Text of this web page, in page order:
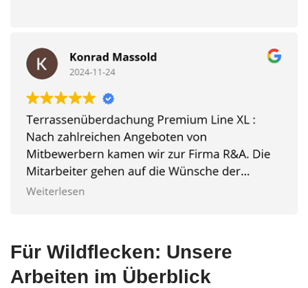
Für Wildflecken: Unsere
Arbeiten im Überblick